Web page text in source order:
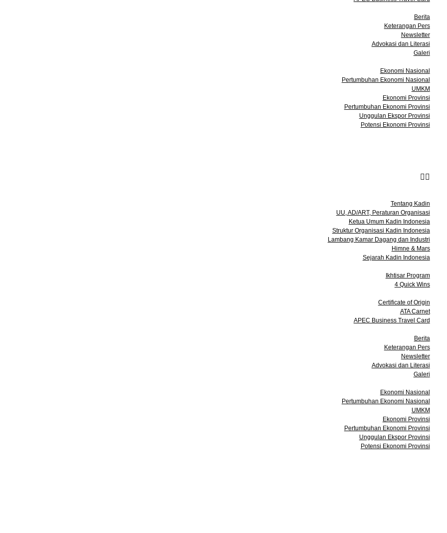
Berita
Keterangan Pers
Newsletter
Advokasi dan Literasi
Galeri
Ekonomi Nasional
Pertumbuhan Ekonomi Nasional
UMKM
Ekonomi Provinsi
Pertumbuhan Ekonomi Provinsi
Unggulan Ekspor Provinsi
Potensi Ekonomi Provinsi
Tentang Kadin
UU, AD/ART, Peraturan Organisasi
Ketua Umum Kadin Indonesia
Struktur Organisasi Kadin Indonesia
Lambang Kamar Dagang dan Industri
Himne & Mars
Sejarah Kadin Indonesia
Ikhtisar Program
4 Quick Wins
Certificate of Origin
ATA Carnet
APEC Business Travel Card
Berita
Keterangan Pers
Newsletter
Advokasi dan Literasi
Galeri
Ekonomi Nasional
Pertumbuhan Ekonomi Nasional
UMKM
Ekonomi Provinsi
Pertumbuhan Ekonomi Provinsi
Unggulan Ekspor Provinsi
Potensi Ekonomi Provinsi